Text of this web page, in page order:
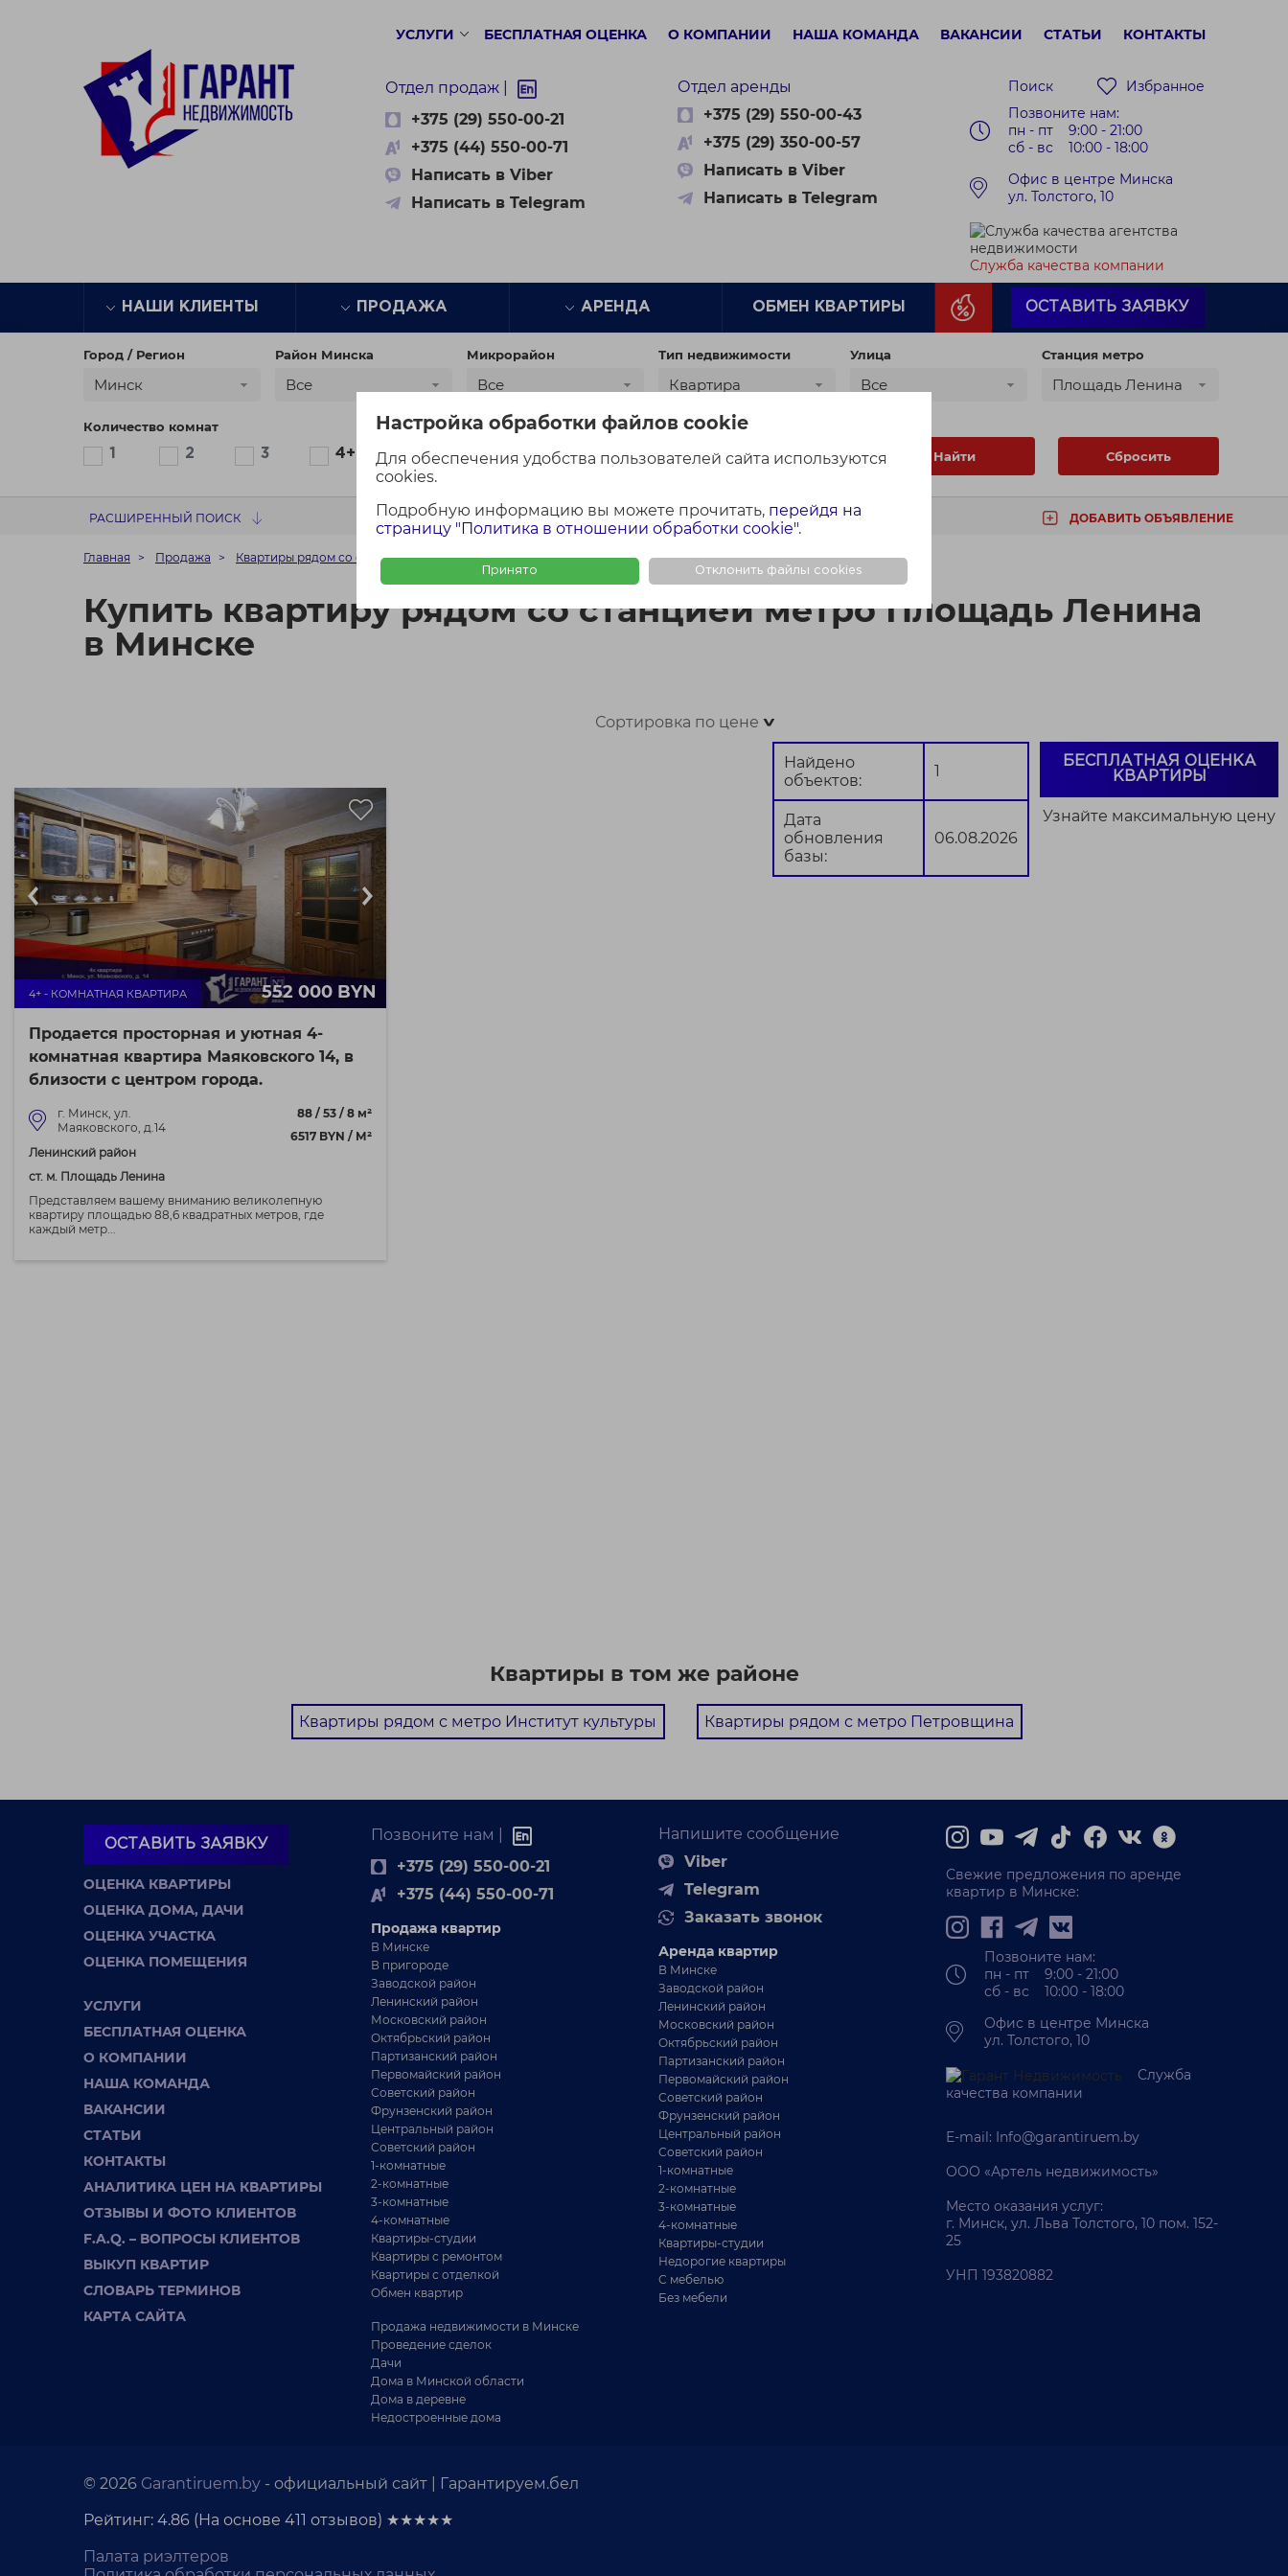
Настройка обработки файлов cookie
Для обеспечения удобства пользователей сайта используются
cookies.
Подробную информацию вы можете прочитать, перейдя на
страницу "Политика в отношении обработки cookie".
Принято Отклонить файлы cookies
УСЛУГИ БЕСПЛАТНАЯ ОЦЕНКА О КОМПАНИИ НАША КОМАНДА ВАКАНСИИ СТАТЬИ КОНТАКТЫ
Отдел продаж |
+375 (29) 550-00-21
+375 (44) 550-00-71
Написать в Viber
Написать в Telegram
Отдел аренды
+375 (29) 550-00-43
+375 (29) 350-00-57
Написать в Viber
Написать в Telegram
Поиск
Избранное
Позвоните нам:
пн - пт 9:00 - 21:00
сб - вс 10:00 - 18:00
Офис в центре Минска
ул. Толстого, 10
Служба качества компании
НАШИ КЛИЕНТЫ ПРОДАЖА АРЕНДА ОБМЕН КВАРТИРЫ ОСТАВИТЬ ЗАЯВКУ
Город / Регион
Минск
Район Минска
Все
Микрорайон
Все
Тип недвижимости
Квартира
Улица
Все
Станция метро
Площадь Ленина
Количество комнат
1 2 3 4+
Цена
Найти
Сбросить
РАСШИРЕННЫЙ ПОИСК ФОТО + КАРТА ФОТО КАРТА ДОБАВИТЬ ОБЪЯВЛЕНИЕ
Главная Продажа Квартиры рядом со станцией метро Площадь Ленина в Минске
Купить квартиру рядом со станцией метро Площадь Ленина
в Минске
Сортировка по цене>
4+ - КОМНАТНАЯ КВАРТИРА 552 000 BYN
Продается просторная и уютная 4-
комнатная квартира Маяковского 14, в
близости с центром города.
г. Минск, ул.
Маяковского, д.14
Ленинский район
ст. м. Площадь Ленина
88 / 53 / 8 м²
6517 BYN / М²
Представляем вашему вниманию великолепную
квартиру площадью 88,6 квадратных метров, где
каждый метр...
Найдено
объектов:
1
Дата
обновления
базы:
06.08.2026
БЕСПЛАТНАЯ ОЦЕНКА
КВАРТИРЫ
Узнайте максимальную цену
Квартиры в том же районе
Квартиры рядом с метро Институт культуры Квартиры рядом с метро Петровщина
ОСТАВИТЬ ЗАЯВКУ
ОЦЕНКА КВАРТИРЫ
ОЦЕНКА ДОМА, ДАЧИ
ОЦЕНКА УЧАСТКА
ОЦЕНКА ПОМЕЩЕНИЯ
УСЛУГИ
БЕСПЛАТНАЯ ОЦЕНКА
О КОМПАНИИ
НАША КОМАНДА
ВАКАНСИИ
СТАТЬИ
КОНТАКТЫ
АНАЛИТИКА ЦЕН НА КВАРТИРЫ
ОТЗЫВЫ И ФОТО КЛИЕНТОВ
F.A.Q. – ВОПРОСЫ КЛИЕНТОВ
ВЫКУП КВАРТИР
СЛОВАРЬ ТЕРМИНОВ
КАРТА САЙТА
Позвоните нам |
+375 (29) 550-00-21
+375 (44) 550-00-71
Продажа квартир
В Минске
В пригороде
Заводской район
Ленинский район
Московский район
Октябрьский район
Партизанский район
Первомайский район
Советский район
Фрунзенский район
Центральный район
Советский район
1-комнатные
2-комнатные
3-комнатные
4-комнатные
Квартиры-студии
Квартиры с ремонтом
Квартиры с отделкой
Обмен квартир
Продажа недвижимости в Минске
Проведение сделок
Дачи
Дома в Минской области
Дома в деревне
Недостроенные дома
Напишите сообщение
Viber
Telegram
Заказать звонок
Аренда квартир
В Минске
Заводской район
Ленинский район
Московский район
Октябрьский район
Партизанский район
Первомайский район
Советский район
Фрунзенский район
Центральный район
Советский район
1-комнатные
2-комнатные
3-комнатные
4-комнатные
Квартиры-студии
Недорогие квартиры
С мебелью
Без мебели
Свежие предложения по аренде
квартир в Минске:
Позвоните нам:
пн - пт 9:00 - 21:00
сб - вс 10:00 - 18:00
Офис в центре Минска
ул. Толстого, 10
Служба
качества компании
E-mail: Info@garantiruem.by
ООО «Артель недвижимость»
Место оказания услуг:
г. Минск, ул. Льва Толстого, 10 пом. 152-
25
УНП 193820882
© 2026 Garantiruem.by - официальный сайт | Гарантируем.бел
Рейтинг: 4.86 (На основе 411 отзывов) ★★★★★
Палата риэлтеров